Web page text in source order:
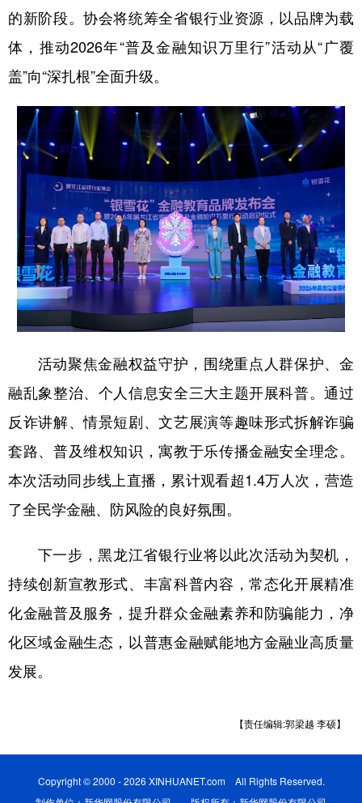
的新阶段。协会将统筹全省银行业资源，以品牌为载
体，推动2026年“普及金融知识万里行”活动从“广覆
盖”向“深扎根”全面升级。
活动聚焦金融权益守护，围绕重点人群保护、金
融乱象整治、个人信息安全三大主题开展科普。通过
反诈讲解、情景短剧、文艺展演等趣味形式拆解诈骗
套路、普及维权知识，寓教于乐传播金融安全理念。
本次活动同步线上直播，累计观看超1.4万人次，营造
了全民学金融、防风险的良好氛围。
下一步，黑龙江省银行业将以此次活动为契机，
持续创新宣教形式、丰富科普内容，常态化开展精准
化金融普及服务，提升群众金融素养和防骗能力，净
化区域金融生态，以普惠金融赋能地方金融业高质量
发展。
【责任编辑:郭梁越 李硕】
Copyright © 2000 - 2026 XINHUANET.com All Rights Reserved.